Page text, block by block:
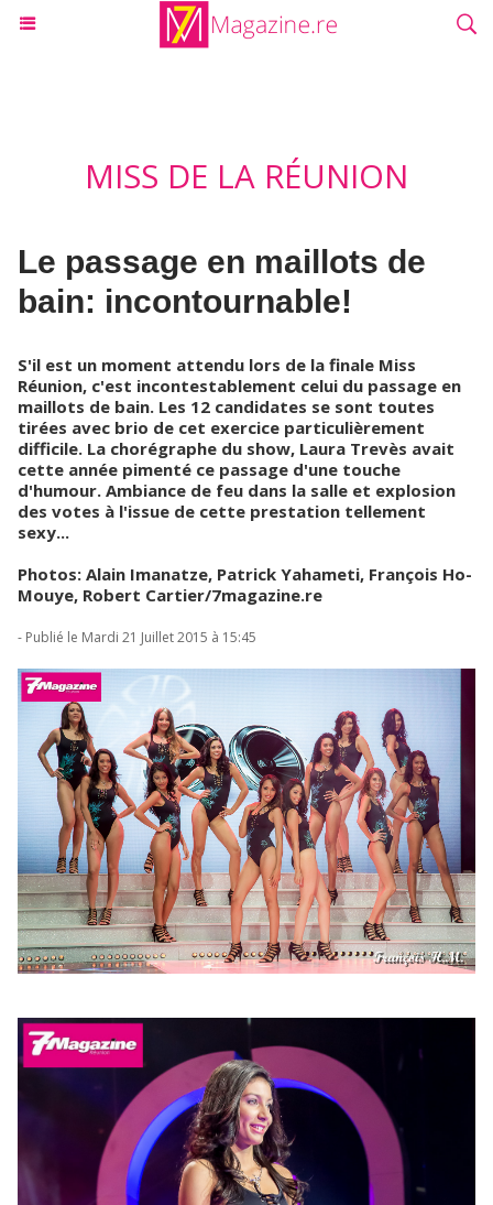
MISS DE LA RÉUNION
Le passage en maillots de
bain: incontournable!
S'il est un moment attendu lors de la finale Miss
Réunion, c'est incontestablement celui du passage en
maillots de bain. Les 12 candidates se sont toutes
tirées avec brio de cet exercice particulièrement
difficile. La chorégraphe du show, Laura Trevès avait
cette année pimenté ce passage d'une touche
d'humour. Ambiance de feu dans la salle et explosion
des votes à l'issue de cette prestation tellement
sexy...
Photos: Alain Imanatze, Patrick Yahameti, François Ho-
Mouye, Robert Cartier/7magazine.re
- Publié le Mardi 21 Juillet 2015 à 15:45